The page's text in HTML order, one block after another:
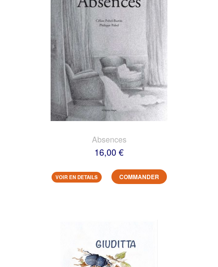
Absences
16,00 €
VOIR EN DETAILS COMMANDER